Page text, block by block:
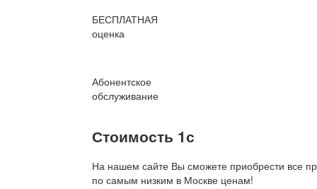
БЕСПЛАТНАЯ
оценка
Абонентское
обслуживание
Стоимость 1с
На нашем сайте Вы сможете приобрести все
по самым низким в Москве ценам!